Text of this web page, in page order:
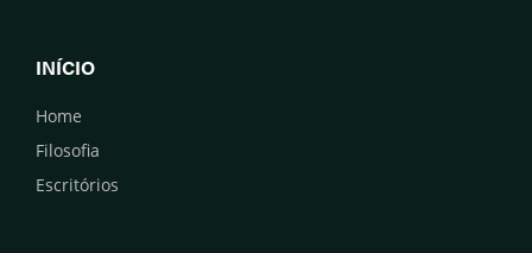
INÍCIO
Home
Filosofia
Escritórios